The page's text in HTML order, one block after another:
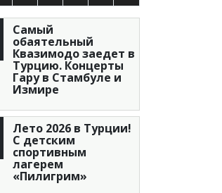
Самый
обаятельный
Квазимодо заедет в
Турцию. Концерты
Гару в Стамбуле и
Измире
Лето 2026 в Турции!
С детским
спортивным
лагерем
«Пилигрим»